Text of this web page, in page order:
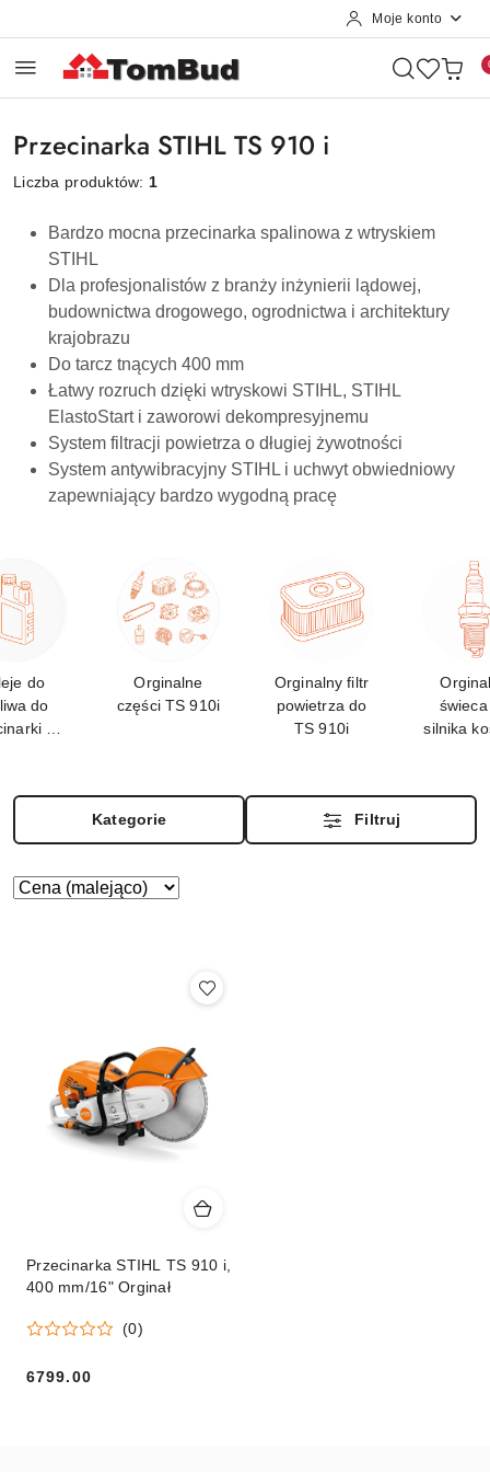
Moje konto
Przecinarka STIHL TS 910 i
Liczba produktów: 1
Bardzo mocna przecinarka spalinowa z wtryskiem
STIHL
Dla profesjonalistów z branży inżynierii lądowej,
budownictwa drogowego, ogrodnictwa i architektury
krajobrazu
Do tarcz tnących 400 mm
Łatwy rozruch dzięki wtryskowi STIHL, STIHL
ElastoStart i zaworowi dekompresyjnemu
System filtracji powietrza o długiej żywotności
System antywibracyjny STIHL i uchwyt obwiedniowy
zapewniający bardzo wygodną pracę
do
do
TS
Orginalne
części TS 910i
Orginalny filtr
powietrza do
TS 910i
silnika
Kategorie Filtruj
Zastosowano
Sortuj
Przecinarka STIHL TS 910 i,
400 mm/16" Orginał
(0)
6799.00